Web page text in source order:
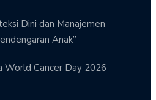
Dini dan Manajemen
Anak”
World Cancer Day 2026